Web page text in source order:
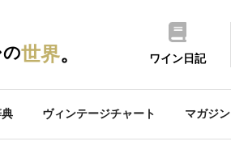
の世界。 ワイン日記
ヴィンテージチャート マガジン